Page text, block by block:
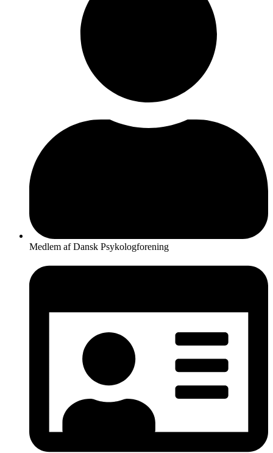
Medlem af Dansk Psykologforening